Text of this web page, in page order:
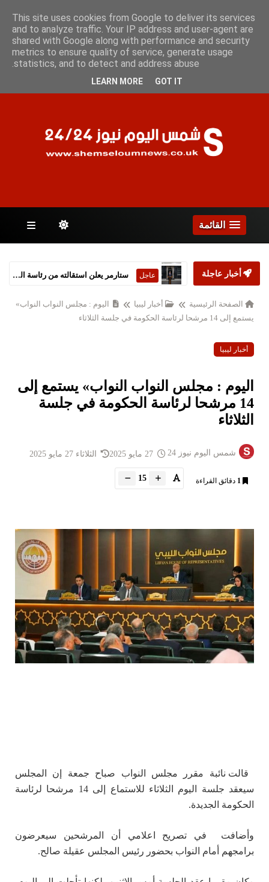
الخميس 6 أغسطس 2026
الصفحات
القائمة
أخبار عاجلة عاجل
الصفحة الرئيسية أخبار ليبيا
اليوم : مجلس النواب النواب»
يستمع إلى 14 مرشحا لرئاسة الحكومة في جلسة الثلاثاء
أخبار ليبيا
اليوم : مجلس النواب النواب» يستمع إلى
14 مرشحا لرئاسة الحكومة في جلسة
الثلاثاء
شمس اليوم نيوز 24 الثلاثاء 27 مايو 2025
1 دقائق القراءة 15
قالت نائبة مقرر مجلس النواب صباح جمعة إن المجلس
سيعقد جلسة اليوم الثلاثاء للاستماع إلى 14 مرشحا لرئاسة
الحكومة الجديدة.
وأضافت في تصريح اعلامي أن المرشحين سيعرضون
برامجهم أمام النواب بحضور رئيس المجلس عقيلة صالح.
This site uses cookies from Google to deliver its services
and to analyze traffic. Your IP address and user-agent are
shared with Google along with performance and security
metrics to ensure quality of service, generate usage
statistics, and to detect and address abuse.
LEARN MORE GOT IT